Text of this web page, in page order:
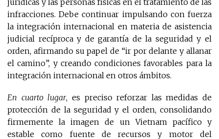
infracciones. Debe continuar impulsando con fuerza
la integración internacional en materia de asistencia
judicial recíproca y de garantía de la seguridad y el
orden, afirmando su papel de “ir por delante y allanar
el camino”, y creando condiciones favorables para la
integración internacional en otros ámbitos.
En cuarto lugar, es preciso reforzar las medidas de
protección de la seguridad y el orden, consolidando
firmemente la imagen de un Vietnam pacífico y
estable como fuente de recursos y motor del